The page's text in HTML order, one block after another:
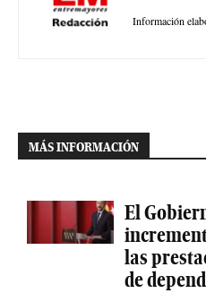
Información
MÁS INFORMACIÓN
El
las
de